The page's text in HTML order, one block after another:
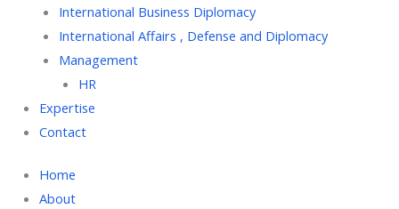
International Business Diplomacy
International Affairs , Defense and Diplomacy
Management
HR
Expertise
Contact
Home
About